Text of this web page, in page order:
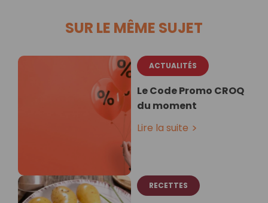
SUR LE MÊME SUJET
ACTUALITÉS
Le Code Promo CROQ
du moment
Lire la suite
RECETTES